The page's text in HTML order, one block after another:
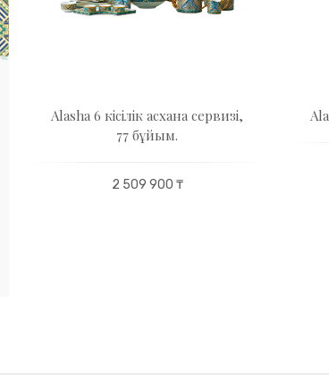
Alasha 6 кісілік асхана сервизі,
77 бұйым.
2 509 900 ₸